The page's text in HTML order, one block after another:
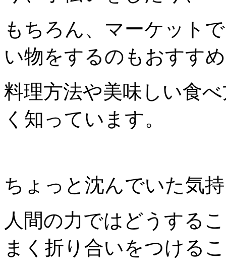
もちろん、マーケット
い物をするのもおすす
料理方法や美味しい食
く知っています。
ちょっと沈んでいた気
人間の力ではどうする
まく折り合いをつける